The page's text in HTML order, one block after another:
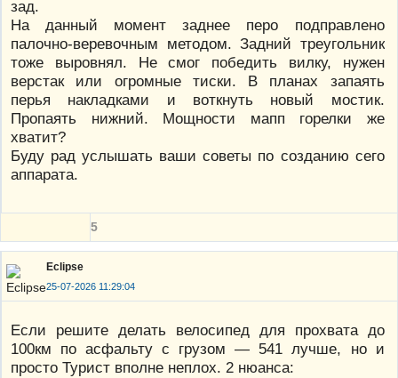
зад.
На данный момент заднее перо подправлено
палочно-веревочным методом. Задний треугольник
тоже выровнял. Не смог победить вилку, нужен
верстак или огромные тиски. В планах запаять
перья накладками и воткнуть новый мостик.
Пропаять нижний. Мощности мапп горелки же
хватит?
Буду рад услышать ваши советы по созданию сего
аппарата.
5
Eclipse
25-07-2026 11:29:04
Если решите делать велосипед для прохвата до
100км по асфальту с грузом — 541 лучше, но и
просто Турист вполне неплох. 2 нюанса: